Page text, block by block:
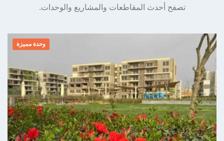
تصفح أحدث المقاطعات والمشاريع والوحدات.
وحدة مميزة